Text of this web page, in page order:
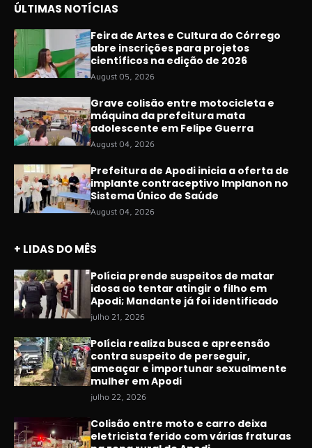
ÚLTIMAS NOTÍCIAS
Feira de Artes e Cultura do Córrego
abre inscrições para projetos
científicos na edição de 2026
August 05, 2026
Grave colisão entre motocicleta e
máquina da prefeitura mata
adolescente em Felipe Guerra
August 04, 2026
Prefeitura de Apodi inicia a oferta de
implante contraceptivo Implanon no
Sistema Único de Saúde
August 04, 2026
+ LIDAS DO MÊS
Polícia prende suspeitos de matar
idosa ao tentar atingir o filho em
Apodi; Mandante já foi identificado
julho 21, 2026
Polícia realiza busca e apreensão
contra suspeito de perseguir,
ameaçar e importunar sexualmente
mulher em Apodi
julho 22, 2026
Colisão entre moto e carro deixa
eletricista ferido com várias fraturas